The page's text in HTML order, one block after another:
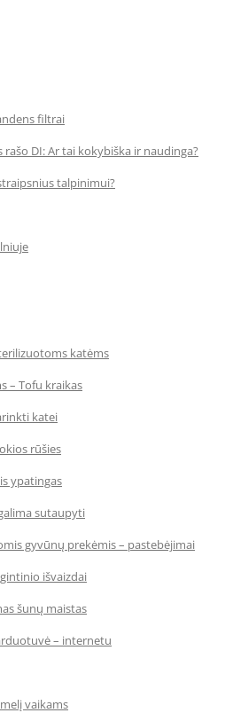
filtrai
rašo DI: Ar tai kokybiška ir naudinga?
talpinimui?
katėms
– Tofu kraikas
katei
rūšies
ypatingas
sutaupyti
gyvūnų prekėmis – pastebėjimai
išvaizdai
šunų maistas
– internetu
vaikams